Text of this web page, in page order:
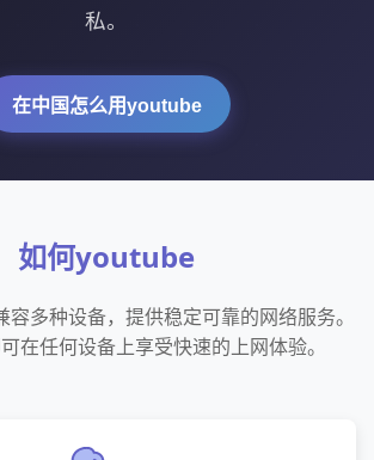
私。
在中国怎么用youtube
如何youtube
多种设备，提供稳定可靠的网络服务。
在任何设备上享受快速的上网体验。